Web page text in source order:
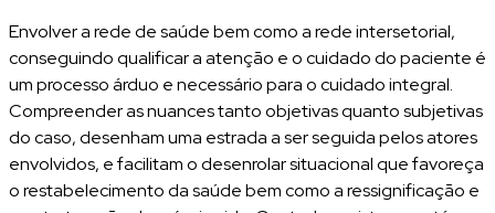
Envolver a rede de saúde bem como a rede intersetorial,
conseguindo qualificar a atenção e o cuidado do paciente é
um processo árduo e necessário para o cuidado integral.
Compreender as nuances tanto objetivas quanto subjetivas
do caso, desenham uma estrada a ser seguida pelos atores
envolvidos, e facilitam o desenrolar situacional que favoreça
o restabelecimento da saúde bem como a ressignificação e